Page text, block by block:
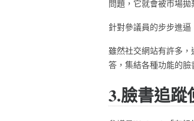
問題，它就會被市場
針對參議員的步步進逼
雖然社交網站有許多
答，集結各種功能的
3.臉書追